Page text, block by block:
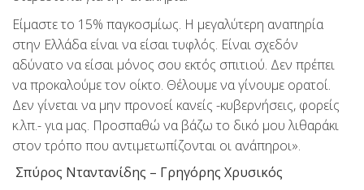
Είμαστε το 15% παγκοσμίως. Η μεγαλύτερη αναπηρία
στην Ελλάδα είναι να είσαι τυφλός. Είναι σχεδόν
αδύνατο να είσαι μόνος σου εκτός σπιτιού. Δεν πρέπει
να προκαλούμε τον οίκτο. Θέλουμε να γίνουμε ορατοί.
Δεν γίνεται να μην προνοεί κανείς -κυβερνήσεις, φορείς
κ.λπ.- για μας. Προσπαθώ να βάζω το δικό μου λιθαράκι
στον τρόπο που αντιμετωπίζονται οι ανάπηροι».
Σπύρος Νταντανίδης – Γρηγόρης Χρυσικός